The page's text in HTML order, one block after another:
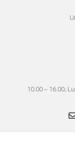
10.00 – 16.00,